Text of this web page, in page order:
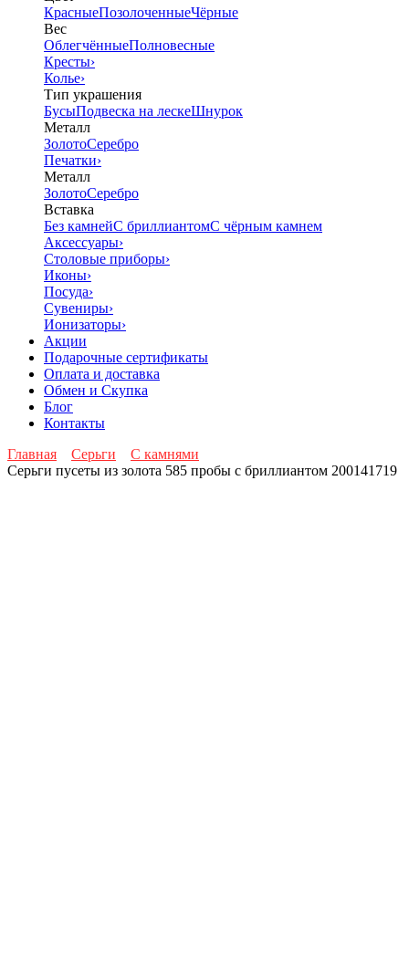
КрасныеПозолоченныеЧёрные
Вес
ОблегчённыеПолновесные
Кресты›
Колье›
Тип украшения
БусыПодвеска на лескеШнурок
Металл
ЗолотоСеребро
Печатки›
Металл
ЗолотоСеребро
Вставка
Без камнейС бриллиантомС чёрным камнем
Аксессуары›
Столовые приборы›
Иконы›
Посуда›
Сувениры›
Ионизаторы›
Акции
Подарочные сертификаты
Оплата и доставка
Обмен и Скупка
Блог
Контакты
Главная
Серьги
С камнями
Серьги пусеты из золота 585 пробы с бриллиантом 200141719